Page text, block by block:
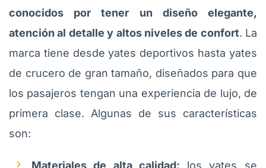
conocidos por tener un diseño elegante,
atención al detalle y altos niveles de confort. La
marca tiene desde yates deportivos hasta yates
de crucero de gran tamaño, diseñados para que
los pasajeros tengan una experiencia de lujo, de
primera clase. Algunas de sus características
son:
Materiales de alta calidad: los yates se